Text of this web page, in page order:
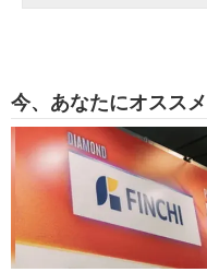
今、あなたにオススメ